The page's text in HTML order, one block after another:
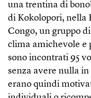
una trentina di
di Kokolopori, nella
Congo, un gruppo
clima amichevole e
sono incontrati 95
senza avere nulla
erano quindi